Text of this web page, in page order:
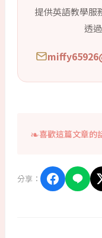
提供英語教學服
透
喜歡這篇文章的
分享：